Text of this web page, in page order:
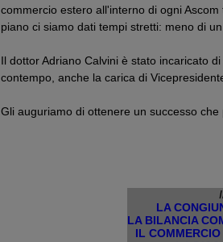
commercio estero all'interno di ogni
piano ci siamo dati tempi stretti: meno di un
Il dottor Adriano Calvini è stato incaricato
contempo, anche la carica di
Gli auguriamo di ottenere un successo
LA
LA BILANCIA
IL